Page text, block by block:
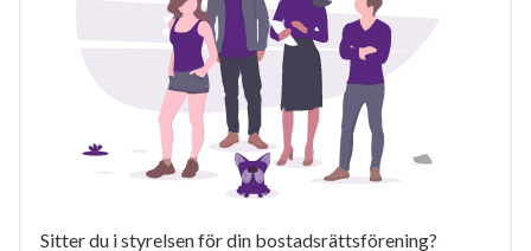
Sitter du i styrelsen för din bostadsrättsförening?